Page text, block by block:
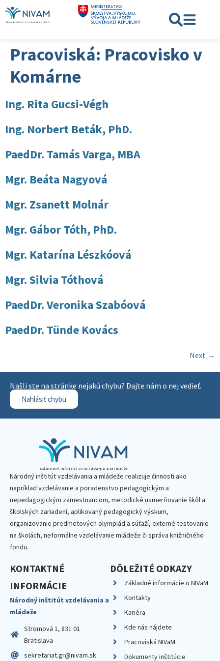
Pracoviská: Pracovisko v
Komárne
Ing. Rita Gucsi-Végh
Ing. Norbert Beták, PhD.
PaedDr. Tamás Varga, MBA
Mgr. Beáta Nagyová
Mgr. Zsanett Molnár
Mgr. Gábor Tóth, PhD.
Mgr. Katarína Lészkóová
Mgr. Silvia Tóthová
PaedDr. Veronika Szabóová
PaedDr. Tünde Kovács
Next →
Našli ste na stránke nejakú chybu? Dajte nám o nej vedieť.
Nahlásiť chybu
Národný inštitút vzdelávania a mládeže realizuje činnosti ako
napríklad vzdelávanie a poradenstvo pedagogickým a
nepedagogickým zamestnancom, metodické usmerňovanie škôl a
školských zariadení, aplikovaný pedagogický výskum,
organizovanie predmetových olympiád a súťaží, externé testovanie
na školách, neformálne vzdelávanie mládeže či správa knižničného
fondu.
KONTAKTNÉ
INFORMÁCIE
Národný inštitút vzdelávania a
mládeže
Stromová 1, 831 01
Bratislava
sekretariat.gr@nivam.sk
DÔLEŽITÉ ODKAZY
Základné informácie o NIVaM
Kontakty
Kariéra
Kde nás nájdete
Pracoviská NIVaM
Dokumenty inštitúcie